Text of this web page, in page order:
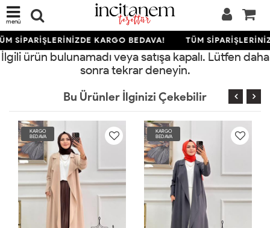
menü
SİPARİŞLERİNİZDE KARGO BEDAVA! TÜM
İlgili ürün bulunamadı veya satışa kapalı. Lütfen daha
sonra tekrar deneyin.
Bu Ürünler İlginizi Çekebilir
KARGO
BEDAVA
KARGO
BEDAVA